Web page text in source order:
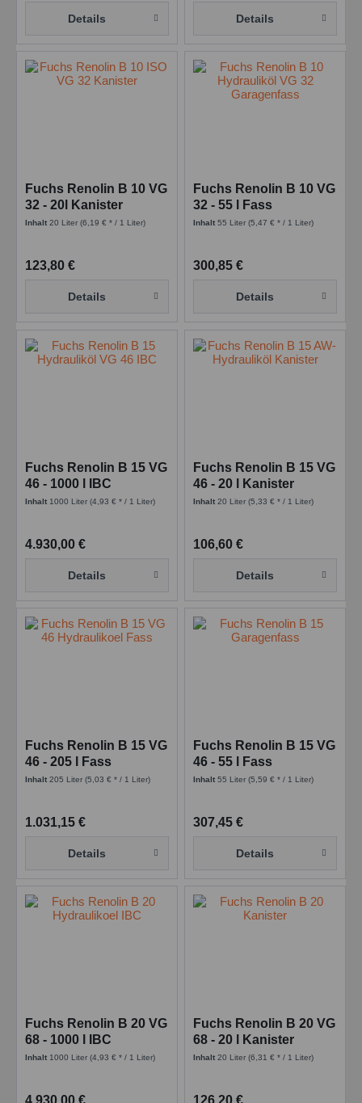
Details Details
Fuchs Renolin B 10 VG
32 - 20l Kanister
Inhalt20 Liter(6,19 € * / 1 Liter)
123,80 €
Details
Fuchs Renolin B 10 VG
32 - 55 l Fass
Inhalt55 Liter(5,47 € * / 1 Liter)
300,85 €
Details
Fuchs Renolin B 15 VG
46 - 1000 l IBC
Inhalt 1000 Liter(4,93 € * / 1 Liter)
4.930,00 €
Details
Fuchs Renolin B 15 VG
46 - 20 l Kanister
Inhalt20 Liter(5,33 € * / 1 Liter)
106,60 €
Details
Fuchs Renolin B 15 VG
46 - 205 l Fass
Inhalt205 Liter(5,03 € * / 1 Liter)
1.031,15 €
Details
Fuchs Renolin B 15 VG
46 - 55 l Fass
Inhalt55 Liter(5,59 € * / 1 Liter)
307,45 €
Details
Fuchs Renolin B 20 VG
68 - 1000 l IBC
Inhalt 1000 Liter(4,93 € * / 1 Liter)
Fuchs Renolin B 20 VG
68 - 20 l Kanister
Inhalt20 Liter(6,31 € * / 1 Liter)